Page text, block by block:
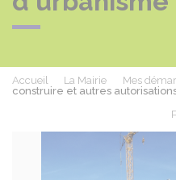
Accueil La Mairie Mes
construire et autres